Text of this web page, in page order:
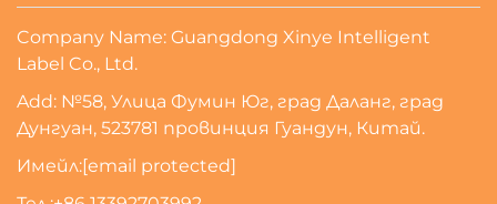
Company Name: Guangdong Xinye Intelligent
Label Co., Ltd.
Add: №58, Улица Фумин Юг, град Даланг, град
Дунгуан, 523781 провинция Гуандун, Китай.
Имейл:[email protected]